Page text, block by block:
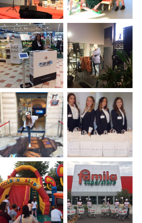
Città di
Tappa”
Evento
Auguri
Natale
Megamark
2016
Evento
Christmas
2016
Bosch
Tour di
presentazione
Marallo
Organizzazione
spettacolo
Paolo Caiazzo
@Colorito
Guerrilla
marketing
per Tim
Barletta
Evento
Supplier
Day
GETRAG